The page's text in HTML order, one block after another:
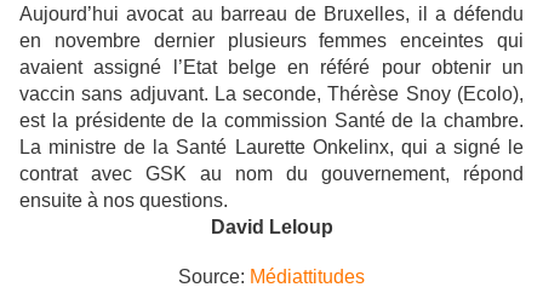
Aujourd’hui avocat au barreau de Bruxelles, il a défendu
en novembre dernier plusieurs femmes enceintes qui
avaient assigné l’Etat belge en référé pour obtenir un
vaccin sans adjuvant. La seconde, Thérèse Snoy (Ecolo),
est la présidente de la commission Santé de la chambre.
La ministre de la Santé Laurette Onkelinx, qui a signé le
contrat avec GSK au nom du gouvernement, répond
ensuite à nos questions.
David Leloup
Source: Médiattitudes